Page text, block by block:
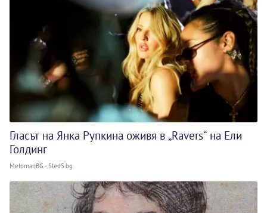
Гласът на Янка Рупкина оживя в „Ravers“ на Ели
Голдинг
MelomanBG - Sled5.bg